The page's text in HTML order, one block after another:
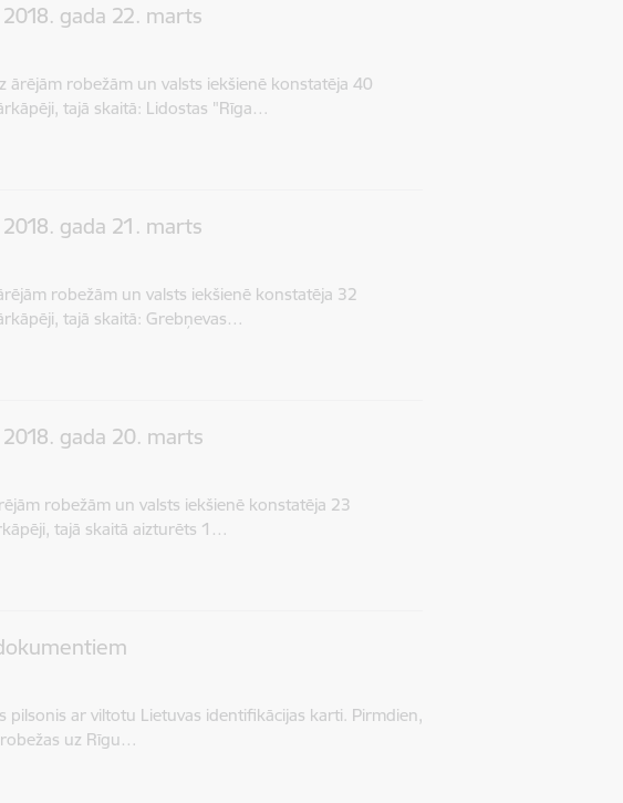
gada 22. marts
robežām un valsts iekšienē konstatēja 40
tajā skaitā: Lidostas "Rīga…
gada 21. marts
robežām un valsts iekšienē konstatēja 32
tajā skaitā: Grebņevas…
gada 20. marts
robežām un valsts iekšienē konstatēja 23
tajā skaitā aizturēts 1…
pilsonis ar viltotu Lietuvas identifikācijas karti. Pirmdien,
uz Rīgu…